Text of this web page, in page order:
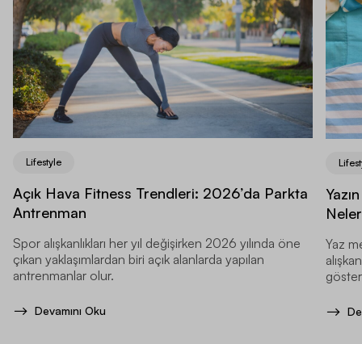
Lifestyle
Açık Hava Fitness Trendleri: 2026’da Parkta
Antrenman
Spor alışkanlıkları her yıl değişirken 2026 yılında öne
çıkan yaklaşımlardan biri açık alanlarda yapılan
antrenmanlar olur.
Devamını Oku
Yaz